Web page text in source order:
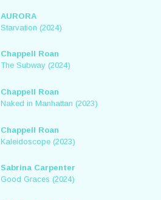
AURORA
Starvation (2024)
Chappell Roan
The Subway (2024)
Chappell Roan
Naked in Manhattan (2023)
Chappell Roan
Kaleidoscope (2023)
Sabrina Carpenter
Good Graces (2024)